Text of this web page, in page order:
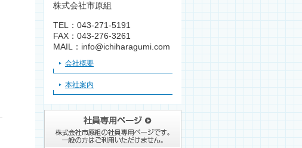
株式会社市原組
TEL：043-271-5191
FAX：043-276-3261
MAIL：info@ichiharagumi.com
会社概要
本社案内